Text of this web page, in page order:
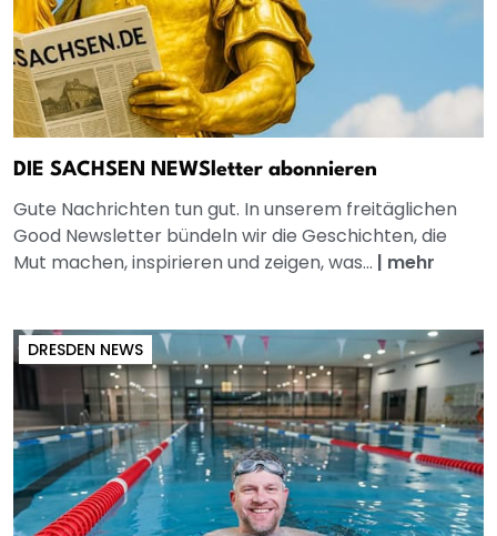
DIE SACHSEN NEWSletter abonnieren
Gute Nachrichten tun gut. In unserem freitäglichen
Good Newsletter bündeln wir die Geschichten, die
Mut machen, inspirieren und zeigen, was... | mehr
DRESDEN NEWS